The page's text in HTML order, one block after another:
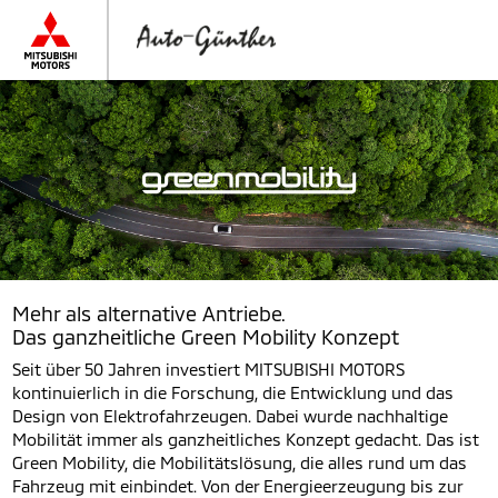
Mehr als alternative Antriebe.
Das ganzheitliche Green Mobility Konzept
Seit über 50 Jahren investiert MITSUBISHI MOTORS
kontinuierlich in die Forschung, die Entwicklung und das
Design von Elektrofahrzeugen. Dabei wurde nachhaltige
Mobilität immer als ganzheitliches Konzept gedacht. Das ist
Green Mobility, die Mobilitätslösung, die alles rund um das
Fahrzeug mit einbindet. Von der Energieerzeugung bis zur